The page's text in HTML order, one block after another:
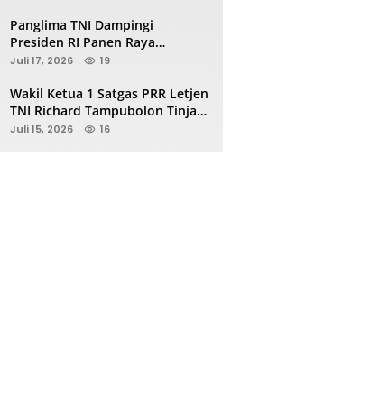
Panglima TNI Dampingi
Presiden RI Panen Raya
Terpadu TNI, Perkuat
Juli 17, 2026 19
Wakil Ketua 1 Satgas PRR Letjen
TNI Richard Tampubolon Tinjau
Padang Sidimpuan dan
Juli 15, 2026 16